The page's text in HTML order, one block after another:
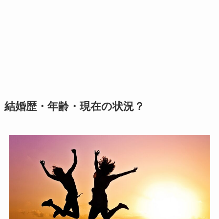
結婚歴・年齢・現在の状況？